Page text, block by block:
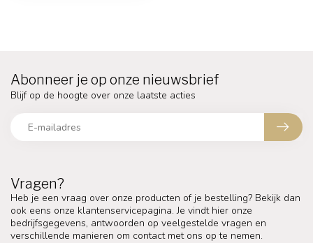
Vragen?
Heb je een vraag over onze producten of je bestelling? Bekijk dan
ook eens onze klantenservicepagina. Je vindt hier onze
bedrijfsgegevens, antwoorden op veelgestelde vragen en
verschillende manieren om contact met ons op te nemen.
Abonneer je op onze nieuwsbrief
Blijf op de hoogte over onze laatste acties